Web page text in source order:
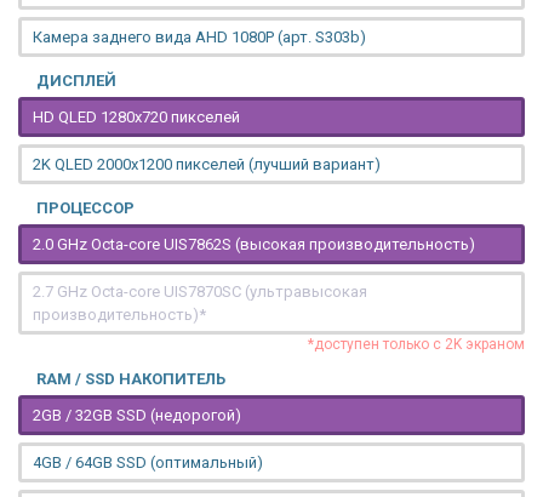
Камера заднего вида AHD 1080P (арт. S303b)
ДИСПЛЕЙ
HD QLED 1280x720 пикселей
2K QLED 2000х1200 пикселей (лучший вариант)
ПРОЦЕССОР
2.0 GHz Octa-core UIS7862S (высокая производительность)
2.7 GHz Octa-core UIS7870SC (ультравысокая
производительность)*
*доступен только с 2K экраном
RAM / SSD НАКОПИТЕЛЬ
2GB / 32GB SSD (недорогой)
4GB / 64GB SSD (оптимальный)